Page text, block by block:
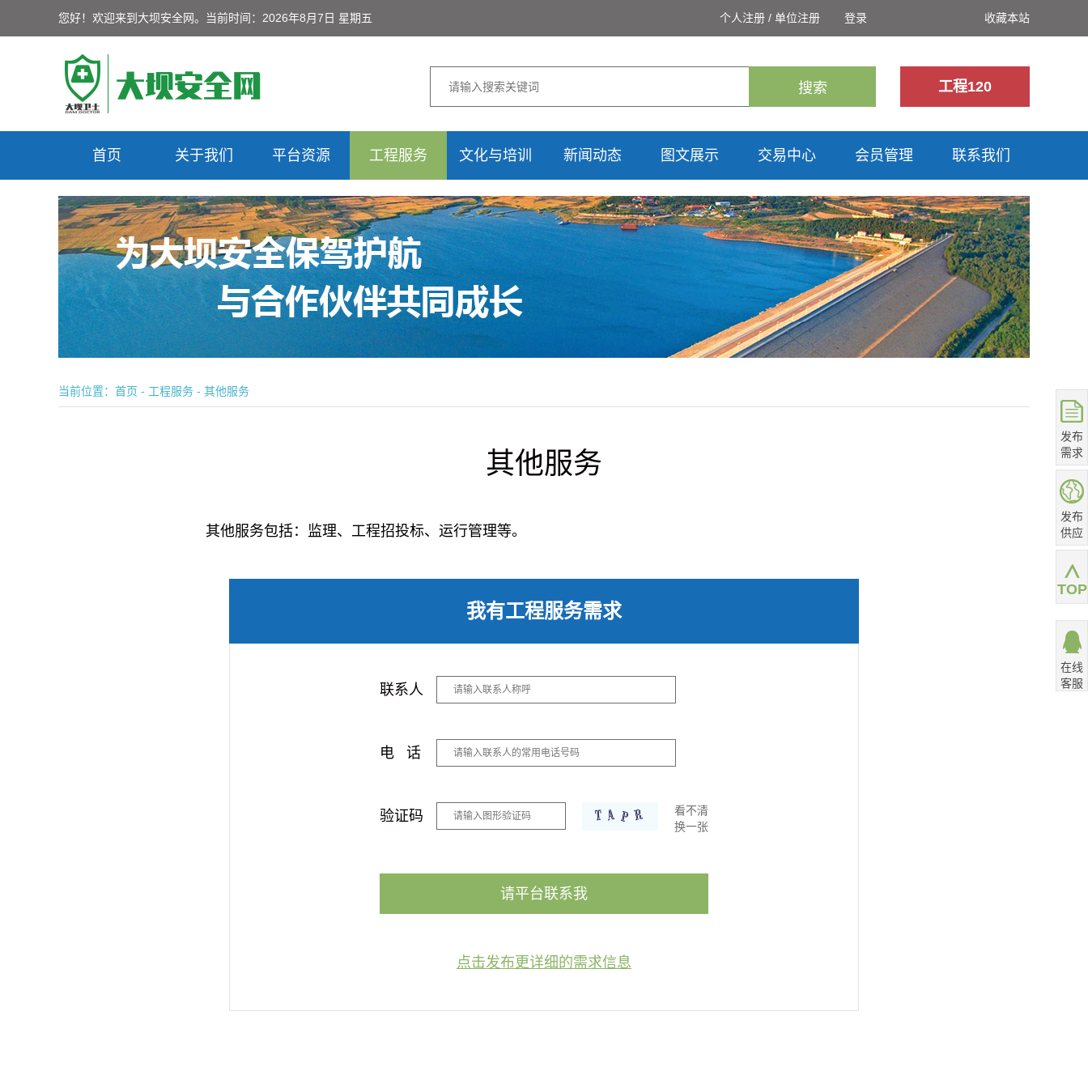
您好！欢迎来到大坝安全网。 当前时间：2026年8月7日 星期五 个人注册 / 单位注册 登录 收藏本站
搜索 工程120
首页 关于我们 平台资源 工程服务 文化与培训 新闻动态 图文展示 交易中心 会员管理 联系我们
当前位置： 首页 - 工程服务 - 其他服务
其他服务
其他服务包括：监理、工程招投标、运行管理等。
我有工程服务需求
联系人
电 话
验证码
看不清
换一张
请平台联系我
点击发布更详细的需求信息
发布
需求
发布
供应
TOP
在线
客服